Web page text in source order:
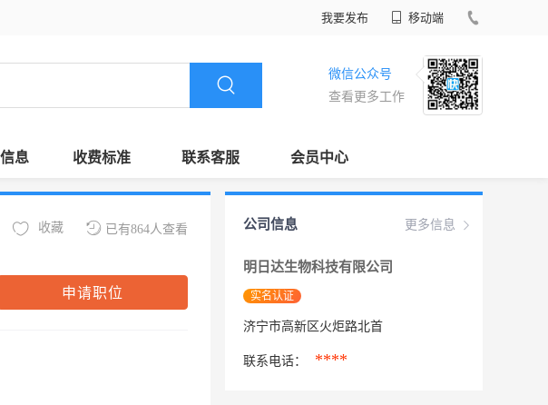
我要发布 移动端
微信公众号
查看更多工作
息 收费标准 联系客服 会员中心
已有864人查看
收藏
申请职位
更多信息
公司信息
明日达生物科技有限公司
实名认证
济宁市高新区火炬路北首
联系电话： ****